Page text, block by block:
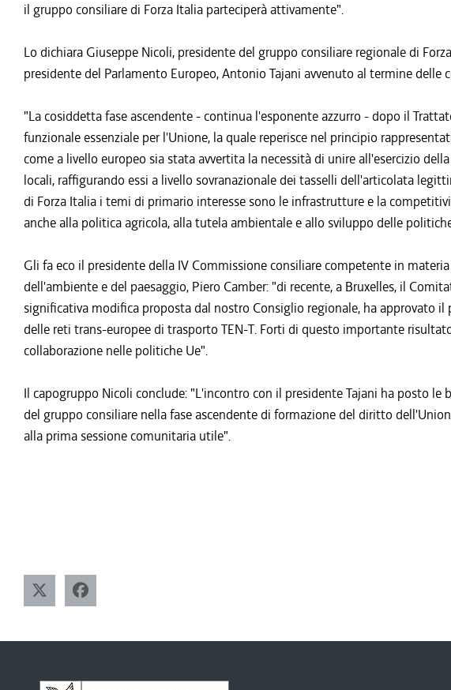
il gruppo consiliare di Forza Italia parteciperà attivamente".
Lo dichiara Giuseppe Nicoli, presidente del gruppo consiliare regionale di
presidente del Parlamento Europeo, Antonio Tajani avvenuto al termine delle
"La cosiddetta fase ascendente - continua l'esponente azzurro - dopo il
funzionale essenziale per l'Unione, la quale reperisce nel principio
come a livello europeo sia stata avvertita la necessità di unire all'esercizio
locali, raffigurando essi a livello sovranazionale dei tasselli dell'articolata
di Forza Italia i temi di primario interesse sono le infrastrutture e la
anche alla politica agricola, alla tutela ambientale e allo sviluppo delle
Gli fa eco il presidente della IV Commissione consiliare competente in
dell'ambiente e del paesaggio, Piero Camber: "di recente, a Bruxelles, il
significativa modifica proposta dal nostro Consiglio regionale, ha approvato
delle reti trans-europee di trasporto TEN-T. Forti di questo importante
collaborazione nelle politiche Ue".
Il capogruppo Nicoli conclude: "L'incontro con il presidente Tajani ha posto
del gruppo consiliare nella fase ascendente di formazione del diritto
alla prima sessione comunitaria utile".